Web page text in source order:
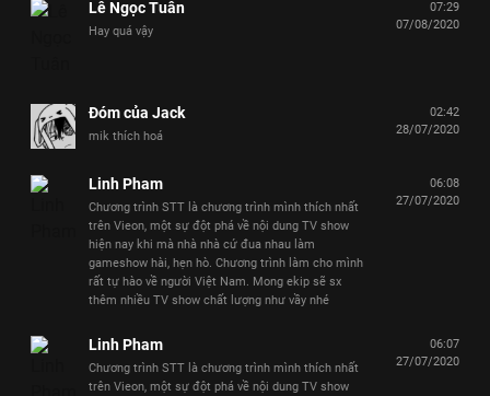
Lê Ngọc Tuân
Hay quá vậy
07:29
07/08/2020
Đóm của Jack
mik thích hoá
02:42
28/07/2020
Linh Pham
Chương trình STT là chương trình mình thích nhất
trên Vieon, một sự đột phá về nội dung TV show
hiện nay khi mà nhà nhà cứ đua nhau làm
gameshow hài, hẹn hò. Chương trình làm cho mình
rất tự hào về người Việt Nam. Mong ekip sẽ sx
thêm nhiều TV show chất lượng như vầy nhé
06:08
27/07/2020
Linh Pham
Chương trình STT là chương trình mình thích nhất
trên Vieon, một sự đột phá về nội dung TV show
06:07
27/07/2020